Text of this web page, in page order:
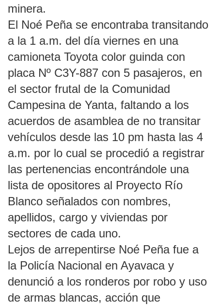
minera.
El Noé Peña se encontraba transitando
a la 1 a.m. del día viernes en una
camioneta Toyota color guinda con
placa Nº C3Y-887 con 5 pasajeros, en
el sector frutal de la Comunidad
Campesina de Yanta, faltando a los
acuerdos de asamblea de no transitar
vehículos desde las 10 pm hasta las 4
a.m. por lo cual se procedió a registrar
las pertenencias encontrándole una
lista de opositores al Proyecto Río
Blanco señalados con nombres,
apellidos, cargo y viviendas por
sectores de cada uno.
Lejos de arrepentirse Noé Peña fue a
la Policía Nacional en Ayavaca y
denunció a los ronderos por robo y uso
de armas blancas, acción que